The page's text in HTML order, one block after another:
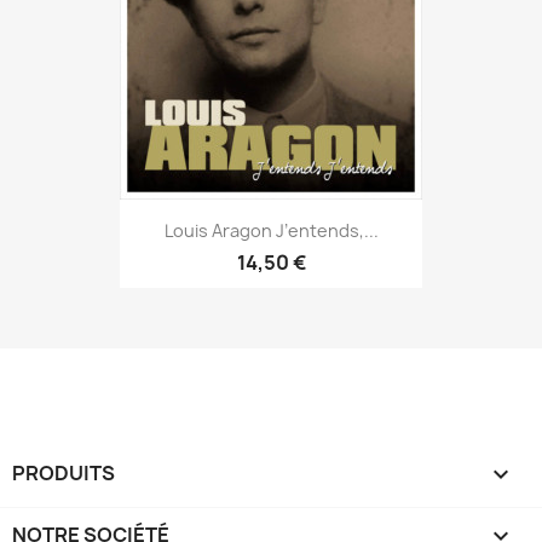
Louis Aragon J’entends,...
14,50 €
PRODUITS 
NOTRE SOCIÉTÉ 